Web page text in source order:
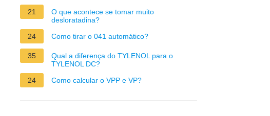
21
O que acontece se tomar muito
desloratadina?
24
Como tirar o 041 automático?
35
Qual a diferença do TYLENOL para o
TYLENOL DC?
24
Como calcular o VPP e VP?